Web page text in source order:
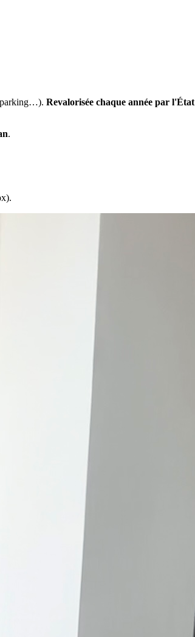
parking…). Revalorisée chaque année par l'État
.